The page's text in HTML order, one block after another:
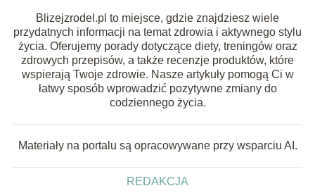
Blizejzrodel.pl to miejsce, gdzie znajdziesz wiele
przydatnych informacji na temat zdrowia i aktywnego stylu
życia. Oferujemy porady dotyczące diety, treningów oraz
zdrowych przepisów, a także recenzje produktów, które
wspierają Twoje zdrowie. Nasze artykuły pomogą Ci w
łatwy sposób wprowadzić pozytywne zmiany do
codziennego życia.
Materiały na portalu są opracowywane przy wsparciu AI.
REDAKCJA